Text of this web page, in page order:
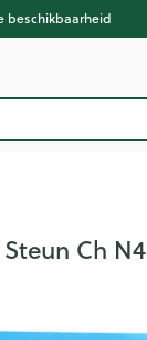
beschikbaarheid
Ch N4